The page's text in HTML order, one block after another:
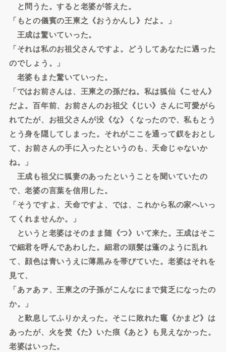
と問うた。すると老婆が答えた。
「もとの儀賓の王柬之《おうかんし》だよ。」
王成は驚いていった。
「それは私のお祖父さんですよ。どうしてあなたに遇った
のでしょう。」
老婆もまた驚いていった。
「ではお前さんは、王柬之の孫だね。私は狐仙《こせん》
だよ。百年前、お前さんのお祖父《じい》さんに可愛がら
れてたが、お祖父さんが没《な》くなったので、私もとう
とう身を隠してしまった。それがここを通って釵をおとし
て、お前さんの手に入ったというのも、天命じゃないか
ね。」
王成も祖父に狐妻のあったということを聞いていたの
で、老婆の言葉を信用した。
「そうですよ、天命ですよ、では、これから私の家へいっ
てくれませんか。」
というと老婆はそのまま随《つ》いて来た。王成はそこ
で細君を呼んであわした。細君の頭髪は蓬のように乱れ
て、顔色は青いうえに薄黒みを帯びていた。老婆はそれを
見て、
「あァあァ、王柬之の子孫がこんなにまで貧乏になったの
か。」
と歎息してふりかえった。そこに敗れた竈《かまど》は
あったが、火を焚《た》いた痕《あと》も見えなかった。
老婆はいった。